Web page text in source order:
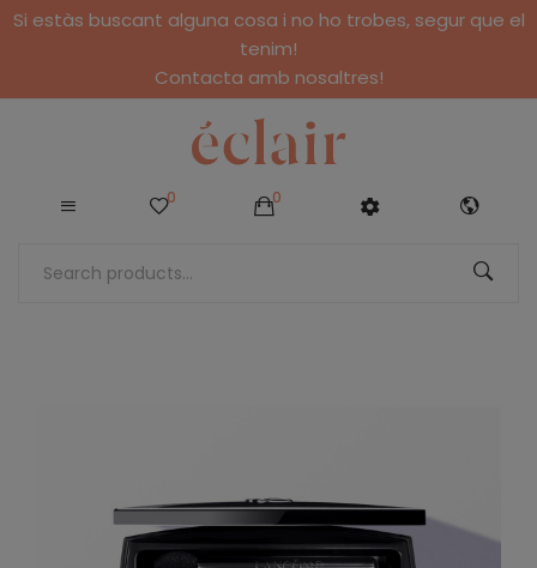
Si estàs buscant alguna cosa i no ho trobes, segur que el
tenim!
Contacta amb nosaltres!
0 0